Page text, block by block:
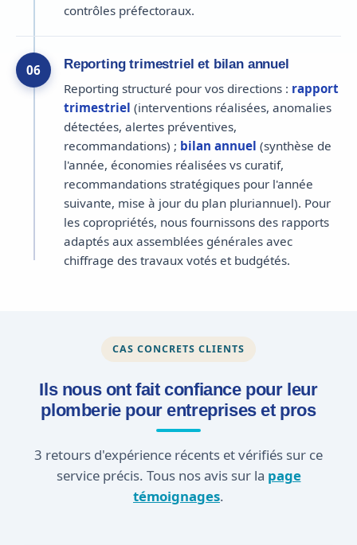
contrôles préfectoraux.
06 Reporting trimestriel et bilan annuel
Reporting structuré pour vos directions : rapport
trimestriel (interventions réalisées, anomalies
détectées, alertes préventives,
recommandations) ; bilan annuel (synthèse de
l'année, économies réalisées vs curatif,
recommandations stratégiques pour l'année
suivante, mise à jour du plan pluriannuel). Pour
les copropriétés, nous fournissons des rapports
adaptés aux assemblées générales avec
chiffrage des travaux votés et budgétés.
CAS CONCRETS CLIENTS
Ils nous ont fait confiance pour leur
plomberie pour entreprises et pros
3 retours d'expérience récents et vérifiés sur ce
service précis. Tous nos avis sur la page
témoignages.